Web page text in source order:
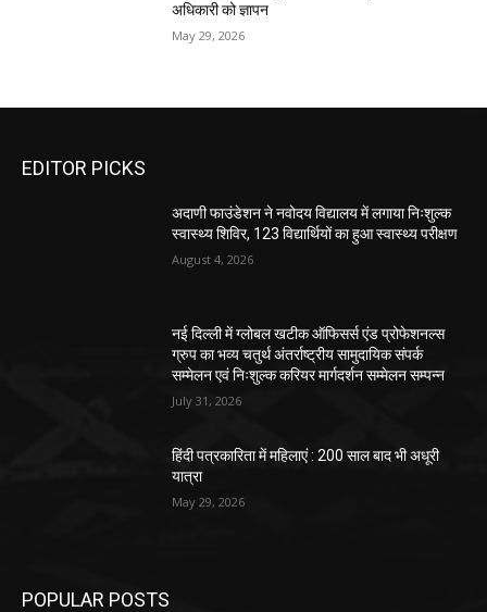
अधिकारी को ज्ञापन
May 29, 2026
EDITOR PICKS
अदाणी फाउंडेशन ने नवोदय विद्यालय में लगाया निःशुल्क
स्वास्थ्य शिविर, 123 विद्यार्थियों का हुआ स्वास्थ्य परीक्षण
August 4, 2026
नई दिल्ली में ग्लोबल खटीक ऑफिसर्स एंड प्रोफेशनल्स
ग्रुप का भव्य चतुर्थ अंतर्राष्ट्रीय सामुदायिक संपर्क
सम्मेलन एवं निःशुल्क करियर मार्गदर्शन सम्मेलन सम्पन्न
July 31, 2026
हिंदी पत्रकारिता में महिलाएं : 200 साल बाद भी अधूरी
यात्रा
May 29, 2026
POPULAR POSTS